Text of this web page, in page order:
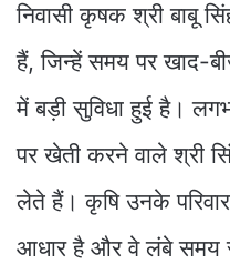
निवासी कृषक श्री बाबू
हैं, जिन्हें समय पर खाद-
में बड़ी सुविधा हुई है।
पर खेती करने वाले श्री
लेते हैं। कृषि उनके
आधार है और वे लंबे समय